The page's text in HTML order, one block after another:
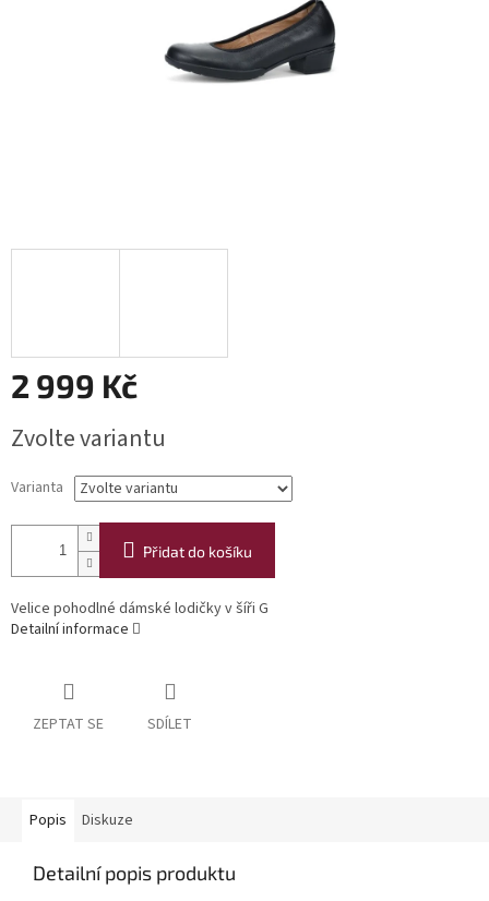
2 999 Kč
cena:
Zvolte variantu
Varianta
Přidat do košíku
Velice pohodlné dámské lodičky v šíři G
Detailní informace
ZEPTAT SE SDÍLET
Popis Diskuze
Detailní popis produktu